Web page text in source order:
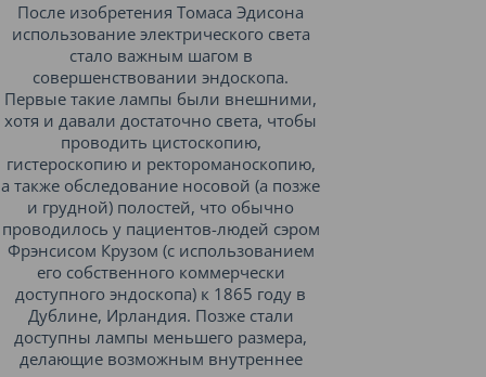
После изобретения Томаса Эдисона
использование электрического света
стало важным шагом в
совершенствовании эндоскопа.
Первые такие лампы были внешними,
хотя и давали достаточно света, чтобы
проводить цистоскопию,
гистероскопию и ректороманоскопию,
а также обследование носовой (а позже
и грудной) полостей, что обычно
проводилось у пациентов-людей сэром
Фрэнсисом Крузом (с использованием
его собственного коммерчески
доступного эндоскопа) к 1865 году в
Дублине, Ирландия. Позже стали
доступны лампы меньшего размера,
делающие возможным внутреннее